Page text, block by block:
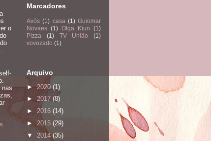
o
nas
Marcadores
Avós (1) casa (1) Guiomar
Novaes (1) Olga Kiun
(1)
Pizza
(1) TV União
(1)
vovozado (1)
Arquivo
►2020 (1)
► 2017 (8)
► 2016 (14)
► 2015 (29)
▼ 2014(35)